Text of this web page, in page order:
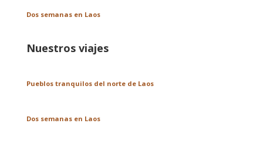
Dos semanas en Laos
Nuestros viajes
Pueblos tranquilos del norte de Laos
Dos semanas en Laos